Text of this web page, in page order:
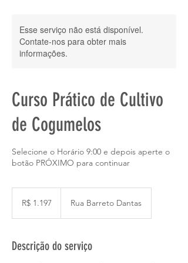
Esse serviço não está disponível.
Contate-nos para obter mais
informações.
Curso Prático de Cultivo
de Cogumelos
Selecione o Horário 9:00 e depois aperte o
botão PRÓXIMO para continuar
brasileiros
R$ 1.197 Rua Barreto Dantas
Descrição do serviço